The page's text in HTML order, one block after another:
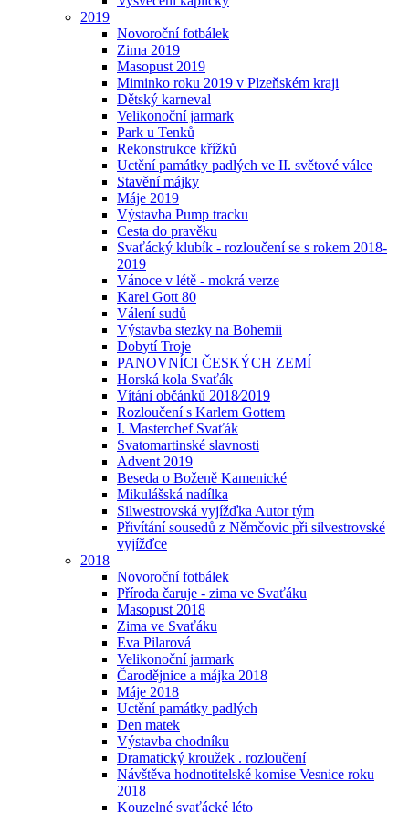
2019
Novoroční fotbálek
Zima 2019
Masopust 2019
Miminko roku 2019 v Plzeňském kraji
Dětský karneval
Velikonoční jarmark
Park u Tenků
Rekonstrukce křížků
Uctění památky padlých ve II. světové válce
Stavění májky
Máje 2019
Výstavba Pump tracku
Cesta do pravěku
Svaťácký klubík - rozloučení se s rokem 2018-
2019
Vánoce v létě - mokrá verze
Karel Gott 80
Válení sudů
Výstavba stezky na Bohemii
Dobytí Troje
PANOVNÍCI ČESKÝCH ZEMÍ
Horská kola Svaťák
Vítání občánků 2018⁄2019
Rozloučení s Karlem Gottem
I. Masterchef Svaťák
Svatomartinské slavnosti
Advent 2019
Beseda o Boženě Kamenické
Mikulášská nadílka
Silwestrovská vyjížďka Autor tým
Přivítání sousedů z Němčovic při silvestrovské
vyjížďce
2018
Novoroční fotbálek
Příroda čaruje - zima ve Svaťáku
Masopust 2018
Zima ve Svaťáku
Eva Pilarová
Velikonoční jarmark
Čarodějnice a májka 2018
Máje 2018
Uctění památky padlých
Den matek
Výstavba chodníku
Dramatický kroužek . rozloučení
Návštěva hodnotitelské komise Vesnice roku
2018
Kouzelné svaťácké léto